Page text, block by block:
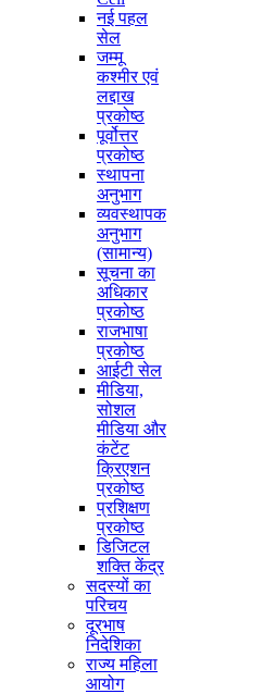
नई पहल
सेल
जम्मू
कश्मीर एवं
लद्दाख
प्रकोष्ठ
पूर्वोत्तर
प्रकोष्ठ
स्थापना
अनुभाग
व्यवस्थापक
अनुभाग
(सामान्य)
सूचना का
अधिकार
प्रकोष्ठ
राजभाषा
प्रकोष्ठ
आईटी सेल
मीडिया,
सोशल
मीडिया और
कंटेंट
क्रिएशन
प्रकोष्ठ
प्रशिक्षण
प्रकोष्ठ
डिजिटल
शक्ति केंद्र
सदस्यों का
परिचय
दूरभाष
निदेशिका
राज्य महिला
आयोग